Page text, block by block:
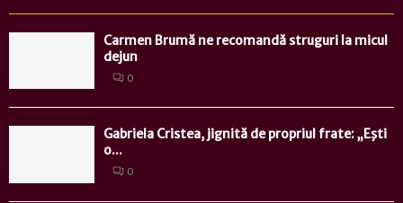
Carmen Brumă ne recomandă struguri la micul
dejun
0
Gabriela Cristea, jignită de propriul frate: „Eşti
o...
0